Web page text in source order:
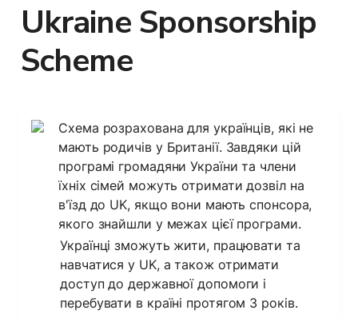
Ukraine Sponsorship
Scheme
Схема розрахована для українців, які не
мають родичів у Британії. Завдяки цій
програмі громадяни України та члени
їхніх сімей можуть отримати дозвіл на
в'їзд до UK, якщо вони мають спонсора,
якого знайшли у межах цієї програми.
Українці зможуть жити, працювати та
навчатися у UK, а також отримати
доступ до державної допомоги і
перебувати в країні протягом 3 років.